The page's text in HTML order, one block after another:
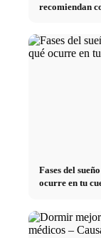
recomiendan
Fases del
ocurre en tu